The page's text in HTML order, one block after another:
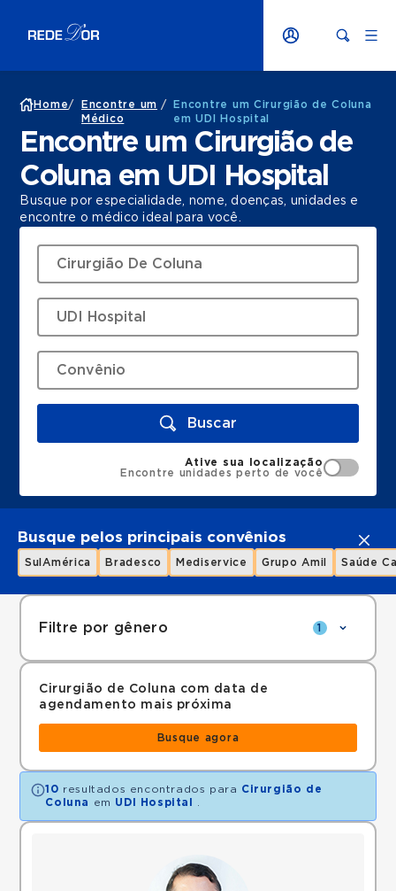
Home/
Encontre um
Médico
/
Encontre um Cirurgião de Coluna
em UDI Hospital
Encontre um Cirurgião de
Coluna em UDI Hospital
Busque por especialidade, nome, doenças, unidades e
encontre o médico ideal para você.
Buscar
Ative sua localização
Encontre unidades perto de você
Busque pelos principais convênios
SulAmérica Bradesco Mediservice Grupo Amil Saúde
Filtre por gênero 1
Cirurgião de Coluna com data de
agendamento mais próxima
Busque agora
10 resultados encontrados para Cirurgião de
Coluna
em UDI Hospital